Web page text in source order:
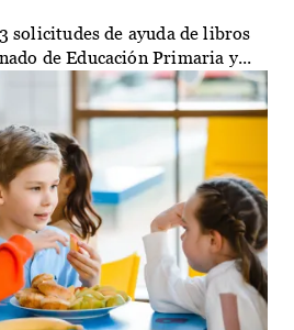
solicitudes de ayuda de libros
de Educación Primaria y...